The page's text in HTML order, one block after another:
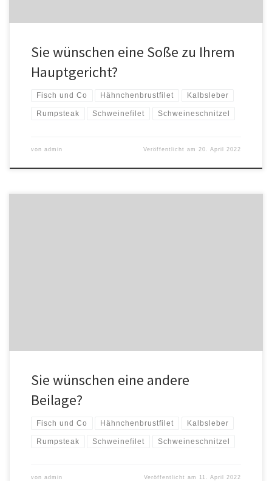
Sie wünschen eine Soße zu Ihrem
Hauptgericht?
Fisch und Co Hähnchenbrustfilet Kalbsleber
Rumpsteak Schweinefilet Schweineschnitzel
von admin Veröffentlicht am 20. April 2022
Sie wünschen eine andere
Beilage?
Fisch und Co Hähnchenbrustfilet Kalbsleber
Rumpsteak Schweinefilet Schweineschnitzel
von admin Veröffentlicht am 11. April 2022